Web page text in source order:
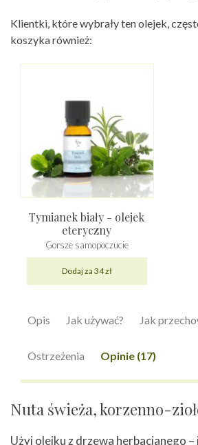
Klientki, które wybrały ten olejek,
koszyka również:
Tymianek biały - olejek
eteryczny
Gorsze samopoczucie
Dodaj za 34 zł
Opis Jak używać? Jak
Ostrzeżenia Opinie (17)
Nuta świeża, korzenno-
Użyj olejku z drzewa herbacianego